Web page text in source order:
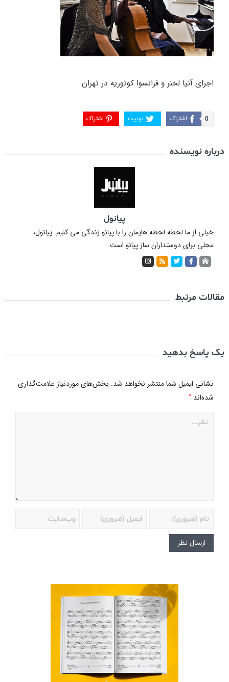
اجرای آنیا لخنر و فرانسوا کوتوریه در تهران
اشتراک 0 توییت اشتراک
درباره نویسنده
پیانول
خیلی از ما لحظه لحظه هایمان را با پیانو زندگی می کنیم. پیانول،
محلی برای دوستداران ساز پیانو است.
مقالات مرتبط
یک پاسخ بدهید
نشانی ایمیل شما منتشر نخواهد شد. بخش‌های موردنیاز علامت‌گذاری
شده‌اند *